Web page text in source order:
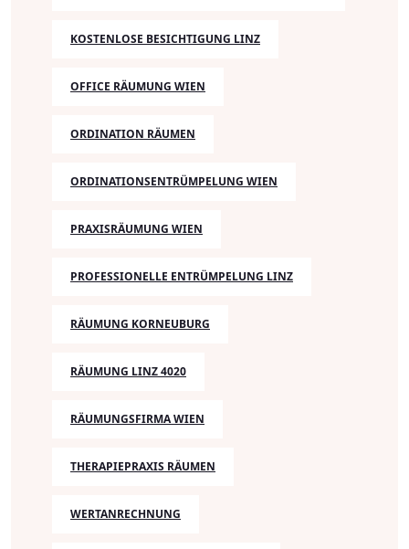
KOSTENLOSE BESICHTIGUNG LINZ
OFFICE RÄUMUNG WIEN
ORDINATION RÄUMEN
ORDINATIONSENTRÜMPELUNG WIEN
PRAXISRÄUMUNG WIEN
PROFESSIONELLE ENTRÜMPELUNG LINZ
RÄUMUNG KORNEUBURG
RÄUMUNG LINZ 4020
RÄUMUNGSFIRMA WIEN
THERAPIEPRAXIS RÄUMEN
WERTANRECHNUNG